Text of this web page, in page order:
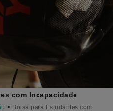
com Incapacidade
> Bolsa para Estudantes com